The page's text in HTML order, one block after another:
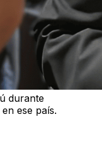
durante
ese país.